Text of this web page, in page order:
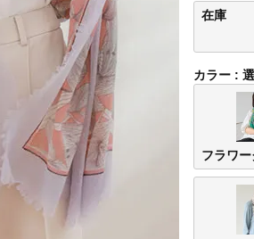
在庫
カラー
フラワ